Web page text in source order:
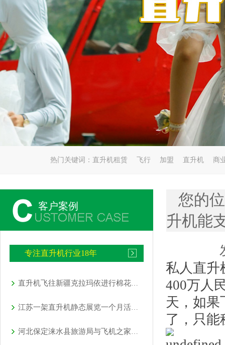
热门关键词： 直升机租赁 飞行 加盟 直升机 商
客户案例
专注直升机行业18年
直升机飞往新疆克拉玛依进行棉花脱叶剂喷洒
江苏一架直升机静态展览一个月活动如期举行
河北保定涞水县旅游局与飞机之家展开直升机租赁合作
您的
升机能
私人直升
400万人
天，如果
了，只能